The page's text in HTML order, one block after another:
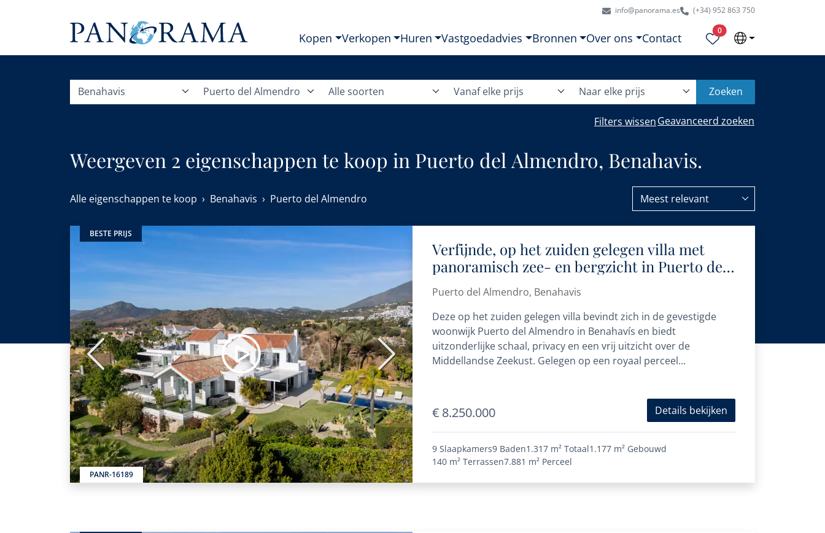
info@panorama.es (+34) 952 863 750
Kopen Verkopen Huren Vastgoedadvies Bronnen Over ons Contact
0Geselecteerde eigendommen
Benahavis Puerto del Almendro Alle soorten Vanaf elke prijs Naar elke prijs Zoeken
Filters wissenGeavanceerd zoeken
Weergeven 2 eigenschappen te koop in Puerto del Almendro, Benahavis.
Alle eigenschappen te koop Benahavis Puerto del Almendro Meest relevant
BESTE PRIJS
PANR-16189
Vorige Volgende
Verfijnde, op het zuiden gelegen villa met
panoramisch zee- en bergzicht in Puerto del
Almendro, Benahavís
Puerto del Almendro, Benahavis
Deze op het zuiden gelegen villa bevindt zich in de gevestigde
woonwijk Puerto del Almendro in Benahavís en biedt
uitzonderlijke schaal, privacy en een vrij uitzicht over de
Middellandse Zeekust. Gelegen op een royaal perceel...
€ 8.250.000 Details bekijken
9 Slaapkamers9 Baden1.317 m² Totaal1.177 m² Gebouwd
140 m² Terrassen7.881 m² Perceel